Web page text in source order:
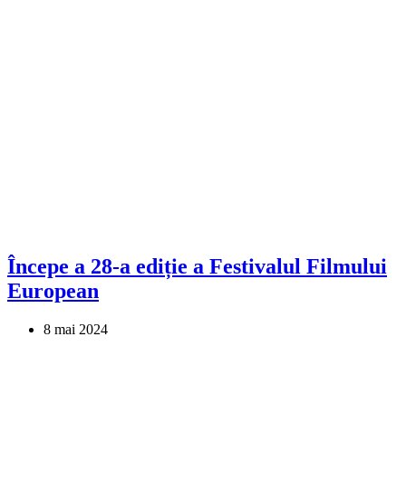
Începe a 28-a ediție a Festivalul Filmului
European
8 mai 2024